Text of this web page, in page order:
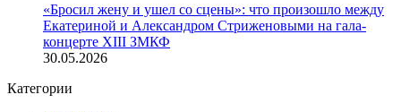
«Бросил жену и ушел со сцены»: что произошло между
Екатериной и Александром Стриженовыми на гала-
концерте XIII ЗМКФ
30.05.2026
Категории